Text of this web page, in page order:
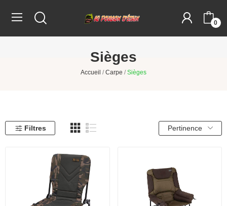
0
Sièges
Accueil Carpe Sièges
Filtres Pertinence